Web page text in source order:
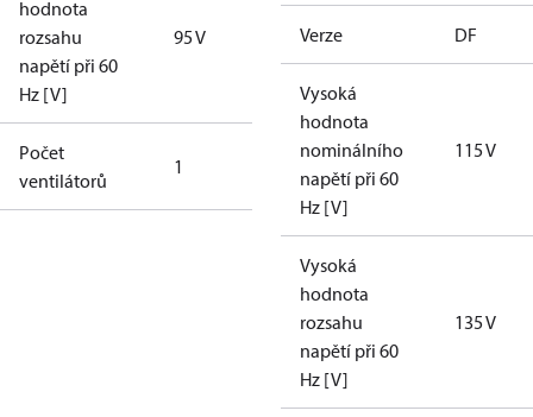
hodnota
rozsahu
napětí při 60
Hz [V]
95 V
Počet
ventilátorů
1
Verze DF
Vysoká
hodnota
nominálního
napětí při 60
Hz [V]
115 V
Vysoká
hodnota
rozsahu
napětí při 60
Hz [V]
135 V